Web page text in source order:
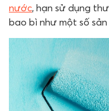
nước, hạn sử dụng
bao bì như một số sản